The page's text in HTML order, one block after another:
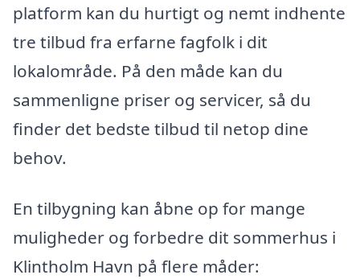
platform kan du hurtigt og nemt indhente
tre tilbud fra erfarne fagfolk i dit
lokalområde. På den måde kan du
sammenligne priser og servicer, så du
finder det bedste tilbud til netop dine
behov.
En tilbygning kan åbne op for mange
muligheder og forbedre dit sommerhus i
Klintholm Havn på flere måder: